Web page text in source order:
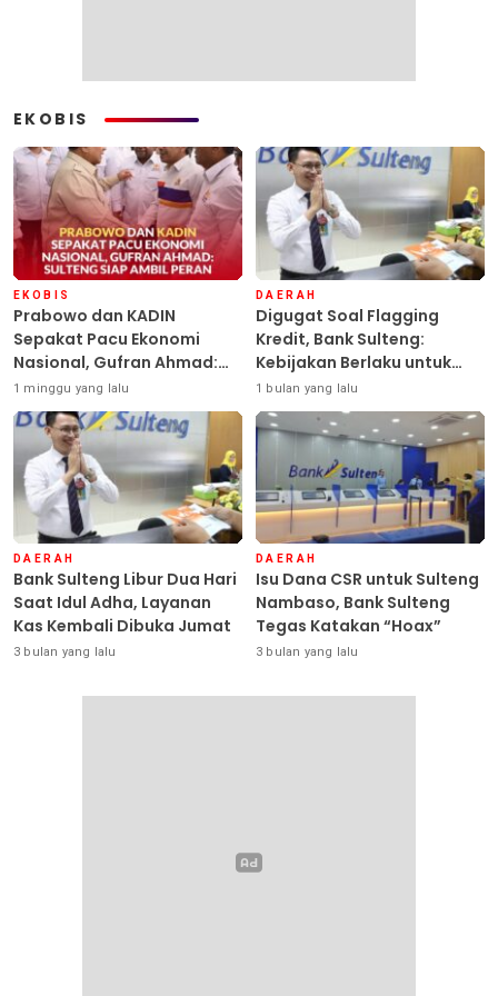
EKOBIS
EKOBIS
Prabowo dan KADIN
Sepakat Pacu Ekonomi
Nasional, Gufran Ahmad:
Sulteng Siap Ambil Peran
1 minggu yang lalu
DAERAH
Digugat Soal Flagging
Kredit, Bank Sulteng:
Kebijakan Berlaku untuk
Seluruh Debitur ASN
1 bulan yang lalu
DAERAH
Bank Sulteng Libur Dua Hari
Saat Idul Adha, Layanan
Kas Kembali Dibuka Jumat
3 bulan yang lalu
DAERAH
Isu Dana CSR untuk Sulteng
Nambaso, Bank Sulteng
Tegas Katakan “Hoax”
3 bulan yang lalu